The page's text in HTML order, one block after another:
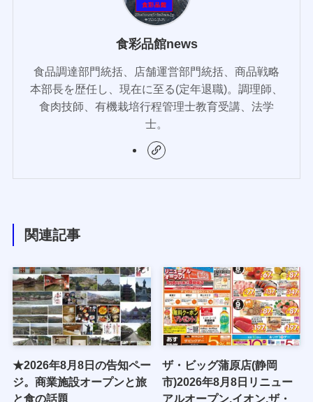
食彩品館news
食品調達部門統括、店舗運営部門統括、商品戦略
本部長を歴任し、現在に至る(定年退職)。調理師、
食肉技師、有機栽培行程管理士教育受講、法学
士。
関連記事
★2026年8月8日の告知ペー
ジ。商業施設オープンと旅
と食の話題
ザ・ビッグ蒲原店(静岡
市)2026年8月8日リニュー
アルオープン,イオン,ザ・